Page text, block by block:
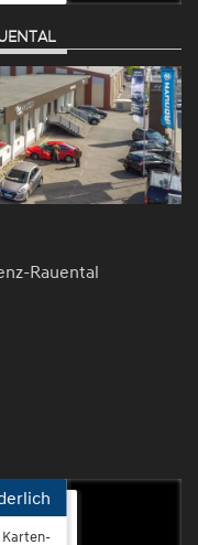
Rauental